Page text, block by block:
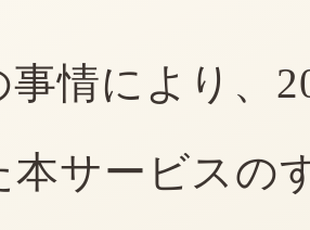
事情により、
本サービスの